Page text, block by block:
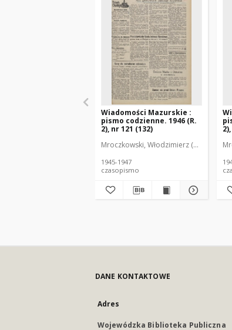
Wiadomości Mazurskie :
pismo codzienne. 1946 (R.
2), nr 121 (132)
Mroczkowski, Włodzimierz (1902-
1945-1947
czasopismo
DANE KONTAKTOWE
Adres
Wojewódzka Biblioteka Publiczna